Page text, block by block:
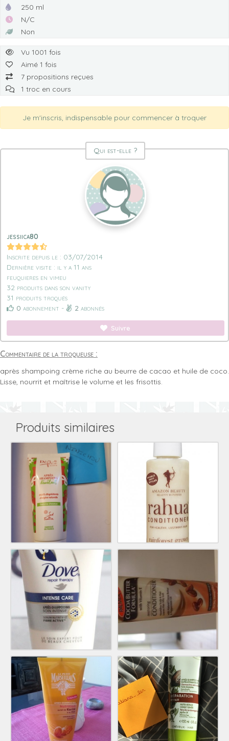
250 ml
N/C
Non
Vu 1001 fois
Aimé 1 fois
7 propositions reçues
1 troc en cours
Je m'inscris, indispensable pour commencer à troquer
Qui est-elle ?
jessiica80
Inscrite depuis le : 03/07/2014
Dernière visite : il y a 11 ans
feuquieres en vimeu
32 produits dans son vanity
31 produits troqués
0 abonnement - 2 abonnés
Suivre
Commentaire de la troqueuse :
après shampoing crème riche au beurre de cacao et huile de coco.
Lisse, nourrit et maîtrise le volume et les frisottis.
Produits similaires